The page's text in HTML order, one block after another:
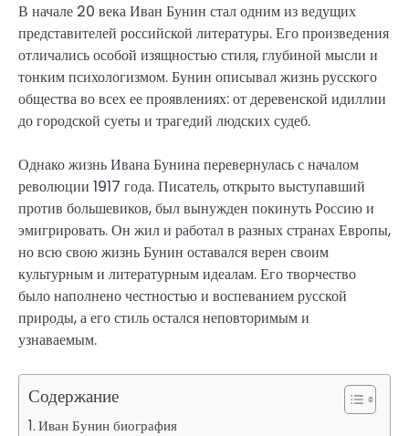
В начале 20 века Иван Бунин стал одним из ведущих
представителей российской литературы. Его произведения
отличались особой изящностью стиля, глубиной мысли и
тонким психологизмом. Бунин описывал жизнь русского
общества во всех ее проявлениях: от деревенской идиллии
до городской суеты и трагедий людских судеб.
Однако жизнь Ивана Бунина перевернулась с началом
революции 1917 года. Писатель, открыто выступавший
против большевиков, был вынужден покинуть Россию и
эмигрировать. Он жил и работал в разных странах Европы,
но всю свою жизнь Бунин оставался верен своим
культурным и литературным идеалам. Его творчество
было наполнено честностью и воспеванием русской
природы, а его стиль остался неповторимым и
узнаваемым.
Содержание
Иван Бунин биография